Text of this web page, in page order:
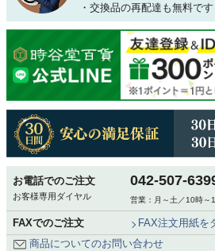
・交換品の再配達も無料です
お電話でのご注文
お客様専用ダイヤル
042-507-
営業：月～土／10時
FAXでのご注文
FAX注文用紙を
商品についてのお問い合わせ